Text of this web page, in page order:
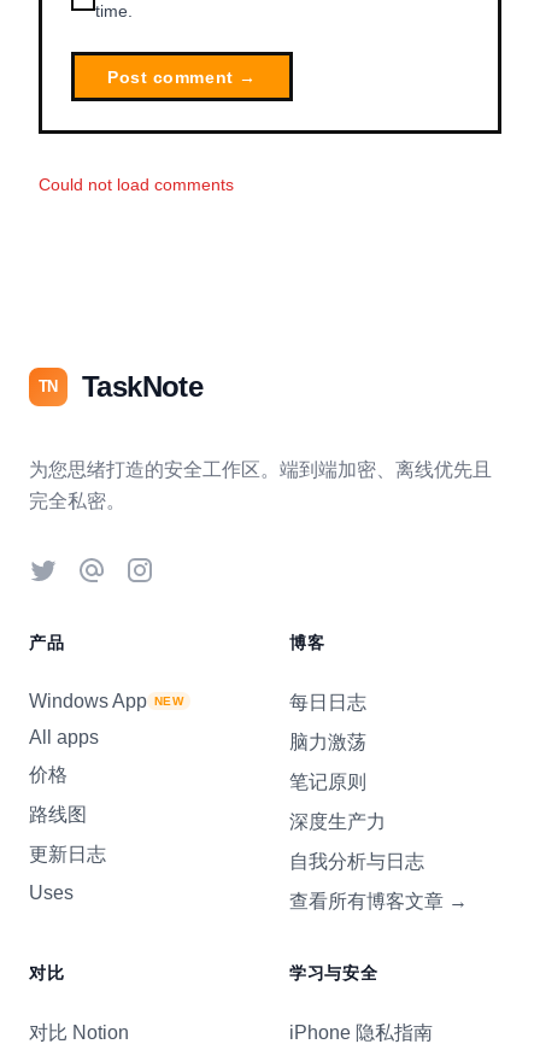
time.
Post comment →
Could not load comments
TN TaskNote
为您思绪打造的安全工作区。端到端加密、离线优先且
完全私密。
TwitterThreadsInstagram
产品
Windows App NEW
All apps
价格
路线图
更新日志
Uses
博客
每日日志
脑力激荡
笔记原则
深度生产力
自我分析与日志
查看所有博客文章 →
对比
对比 Notion
学习与安全
iPhone 隐私指南